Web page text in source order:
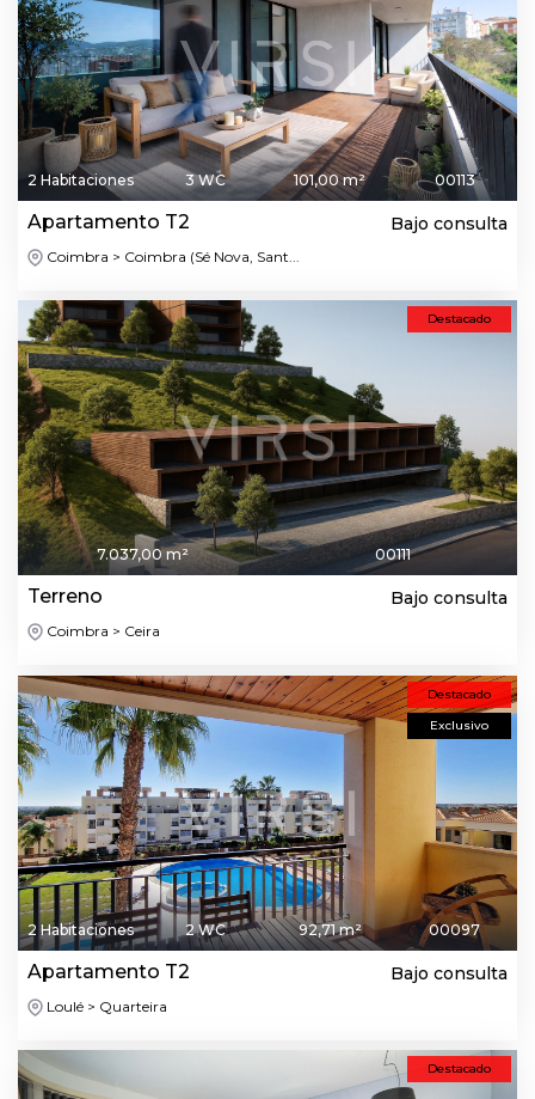
2 Habitaciones 3 WC 101,00 m² 00113
Apartamento T2 Bajo consulta
Coimbra > Coimbra (Sé Nova, Sant...
Destacado
7.037,00 m² 00111
Terreno Bajo consulta
Coimbra > Ceira
Destacado
Exclusivo
2 Habitaciones 2 WC 92,71 m² 00097
Apartamento T2 Bajo consulta
Loulé > Quarteira
Destacado